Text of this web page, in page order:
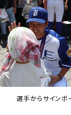
選手からサインボ